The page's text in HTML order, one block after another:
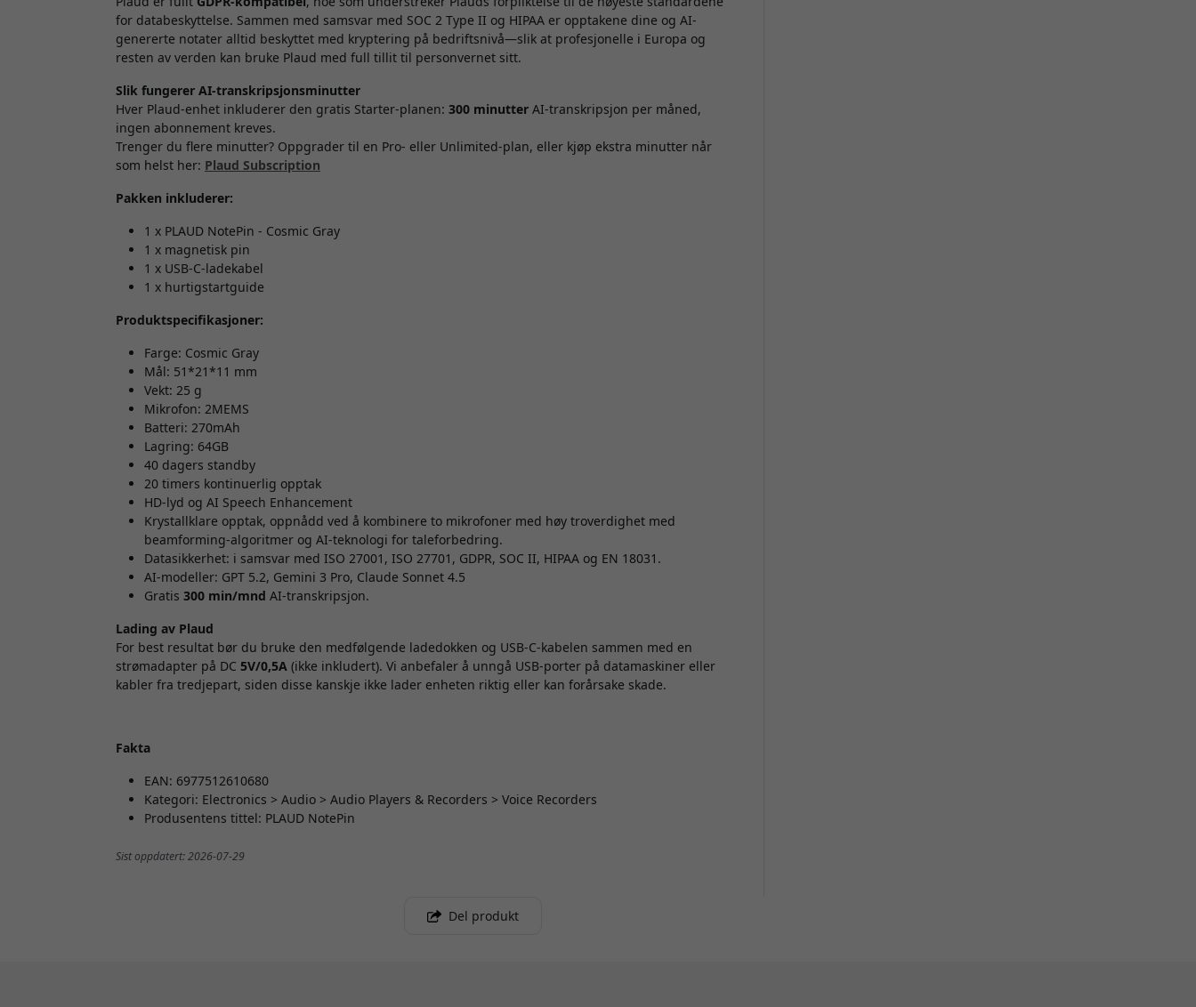
for databeskyttelse. Sammen med samsvar med SOC 2 Type II og HIPAA er opptakene dine og AI-
genererte notater alltid beskyttet med kryptering på bedriftsnivå—slik at profesjonelle i Europa og
resten av verden kan bruke Plaud med full tillit til personvernet sitt.
Slik fungerer AI-transkripsjonsminutter
Hver Plaud-enhet inkluderer den gratis Starter-planen: 300 minutter AI-transkripsjon per måned,
ingen abonnement kreves.
Trenger du flere minutter? Oppgrader til en Pro- eller Unlimited-plan, eller kjøp ekstra minutter når
som helst her: Plaud Subscription
Pakken inkluderer:
1 x PLAUD NotePin - Cosmic Gray
1 x magnetisk pin
1 x USB-C-ladekabel
1 x hurtigstartguide
Produktspecifikasjoner:
Farge: Cosmic Gray
Mål: 51*21*11 mm
Vekt: 25 g
Mikrofon: 2MEMS
Batteri: 270mAh
Lagring: 64GB
40 dagers standby
20 timers kontinuerlig opptak
HD-lyd og AI Speech Enhancement
Krystallklare opptak, oppnådd ved å kombinere to mikrofoner med høy troverdighet med
beamforming-algoritmer og AI-teknologi for taleforbedring.
Datasikkerhet: i samsvar med ISO 27001, ISO 27701, GDPR, SOC II, HIPAA og EN 18031.
AI-modeller: GPT 5.2, Gemini 3 Pro, Claude Sonnet 4.5
Gratis 300 min/mnd AI-transkripsjon.
Lading av Plaud
For best resultat bør du bruke den medfølgende ladedokken og USB-C-kabelen sammen med en
strømadapter på DC 5V/0,5A (ikke inkludert). Vi anbefaler å unngå USB-porter på datamaskiner eller
kabler fra tredjepart, siden disse kanskje ikke lader enheten riktig eller kan forårsake skade.
Fakta
EAN: 6977512610680
Kategori: Electronics > Audio > Audio Players & Recorders > Voice Recorders
Produsentens tittel: PLAUD NotePin
Sist oppdatert: 2026-07-29
Del produkt